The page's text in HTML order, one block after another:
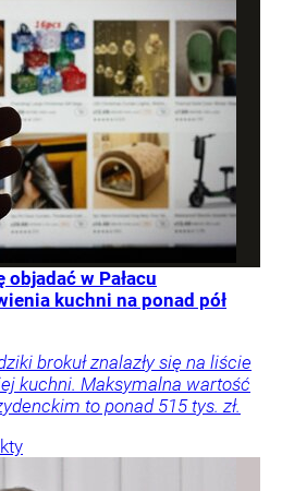
w Pałacu
kuchni na ponad pół
brokuł znalazły się na liście
kuchni. Maksymalna wartość
to ponad 515 tys. zł.